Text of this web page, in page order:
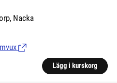
Nacka
(Länk till extern sida.)
Lägg i kurskorg